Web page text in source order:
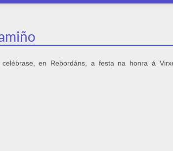
en Rebordáns, a festa na honra á